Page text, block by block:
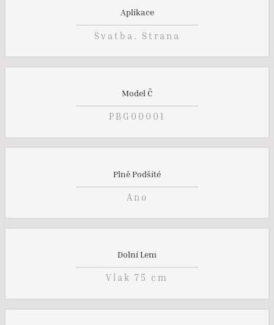
Aplikace
Svatba. Strana
Model Č
PBG00001
Plně Podšité
Ano
Dolní Lem
Vlak 75 cm